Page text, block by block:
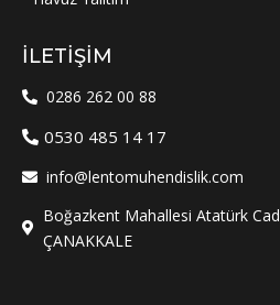
İLETIŞIM
0286 262 00 88
0530 485 14 17
info@lentomuhendislik.com
Boğazkent Mahallesi Atatürk
ÇANAKKALE